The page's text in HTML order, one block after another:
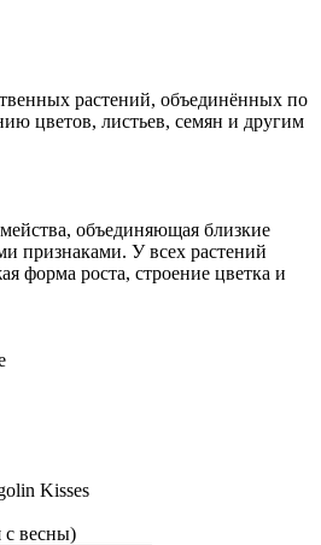
растений, объединённых по
цветов, листьев, семян и другим
объединяющая близкие
признаками. У всех растений
форма роста, строение цветка и
Kisses
с весны)